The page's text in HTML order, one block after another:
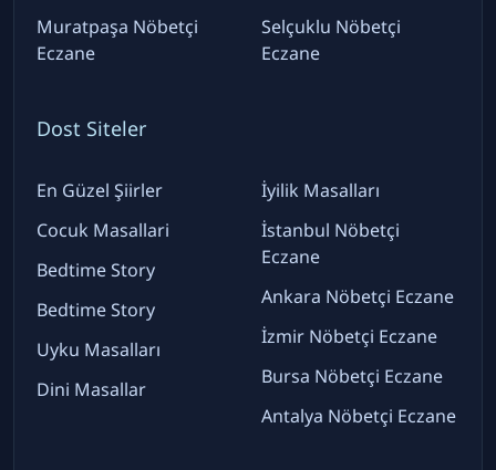
Muratpaşa Nöbetçi
Eczane
Selçuklu Nöbetçi
Eczane
Dost Siteler
En Güzel Şiirler
Cocuk Masallari
Bedtime Story
Bedtime Story
Uyku Masalları
Dini Masallar
İyilik Masalları
İstanbul Nöbetçi
Eczane
Ankara Nöbetçi Eczane
İzmir Nöbetçi Eczane
Bursa Nöbetçi Eczane
Antalya Nöbetçi Eczane